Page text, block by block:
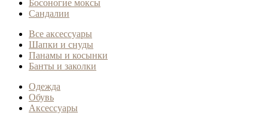
Босоногие моксы
Сандалии
Все аксессуары
Шапки и снуды
Панамы и косынки
Банты и заколки
Одежда
Обувь
Аксессуары